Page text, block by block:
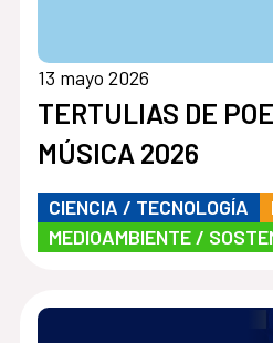
13 mayo 2026
TERTULIAS DE
MÚSICA 2026
CIENCIA / TECNOLOGÍA
MEDIOAMBIENTE /